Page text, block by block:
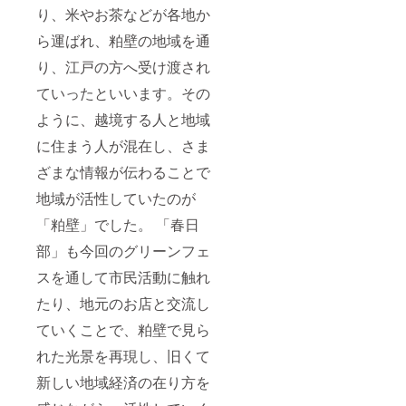
り、米やお茶などが各地か
ら運ばれ、粕壁の地域を通
り、江戸の方へ受け渡され
ていったといいます。その
ように、越境する人と地域
に住まう人が混在し、さま
ざまな情報が伝わることで
地域が活性していたのが
「粕壁」でした。 「春日
部」も今回のグリーンフェ
スを通して市民活動に触れ
たり、地元のお店と交流し
ていくことで、粕壁で見ら
れた光景を再現し、旧くて
新しい地域経済の在り方を